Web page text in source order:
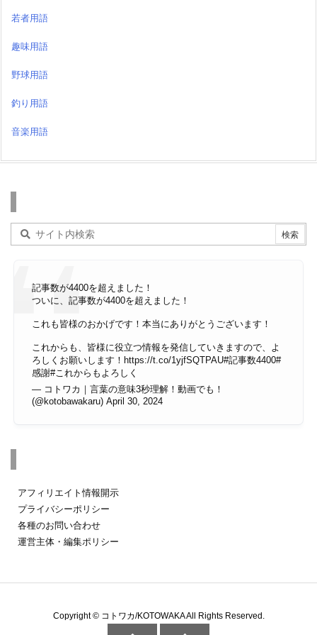
若者用語
趣味用語
野球用語
釣り用語
音楽用語
記事数が4400を超えました！
ついに、記事数が4400を超えました！
これも皆様のおかげです！本当にありがとうございます！
これからも、皆様に役立つ情報を発信していきますので、よ
ろしくお願いします！ https://t.co/1yjfSQTPAU#記事数4400#
感謝#これからもよろしく
— コトワカ｜言葉の意味3秒理解！動画でも！
(@kotobawakaru) April 30, 2024
アフィリエイト情報開示
プライバシーポリシー
各種のお問い合わせ
運営主体・編集ポリシー
Copyright © コトワカ/KOTOWAKAAll Rights Reserved.